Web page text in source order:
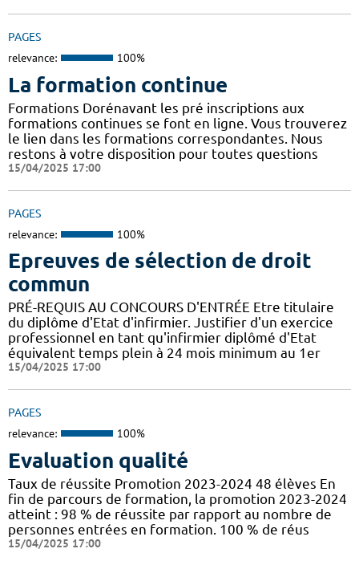
PAGES
relevance: 100%
La formation continue
Formations Dorénavant les pré inscriptions aux
formations continues se font en ligne. Vous trouverez
le lien dans les formations correspondantes. Nous
restons à votre disposition pour toutes questions
15/04/2025 17:00
PAGES
relevance: 100%
Epreuves de sélection de droit
commun
PRÉ-REQUIS AU CONCOURS D'ENTRÉE Etre titulaire
du diplôme d'Etat d'infirmier. Justifier d'un exercice
professionnel en tant qu'infirmier diplômé d'Etat
équivalent temps plein à 24 mois minimum au 1er
15/04/2025 17:00
PAGES
relevance: 100%
Evaluation qualité
Taux de réussite Promotion 2023-2024 48 élèves En
fin de parcours de formation, la promotion 2023-2024
atteint : 98 % de réussite par rapport au nombre de
personnes entrées en formation. 100 % de réus
15/04/2025 17:00